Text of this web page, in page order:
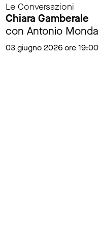
Le Conversazioni
Chiara Gamberale
con Antonio Monda
03 giugno 2026 ore 19:00